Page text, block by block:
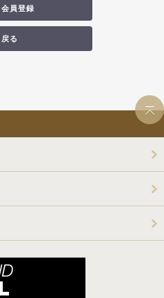
員登録
戻る